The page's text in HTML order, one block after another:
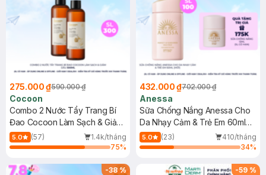
275.000 ₫590.000 ₫
Cocoon
Combo 2 Nước Tẩy Trang Bí
Đao Cocoon Làm Sạch & Giảm
Dầu 500ml
5.0 (57)
1.4k/tháng
75%
432.000 ₫702.000 ₫
Anessa
Sữa Chống Nắng Anessa Cho
Da Nhạy Cảm & Trẻ Em 60ml
(Mới)
5.0 (23)
410/tháng
34%
-38% -59 %